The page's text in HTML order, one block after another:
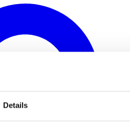
Details